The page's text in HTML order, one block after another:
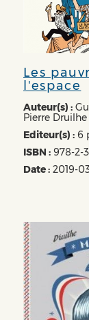
Les
l'espace
Auteur(s) :
Pierre Druilhe
Editeur(s) : 6
ISBN : 978-2-
Date : 2019-